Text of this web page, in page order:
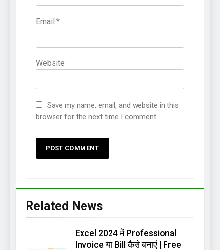
Email *
Website
Save my name, email, and website in this
browser for the next time I comment.
Related News
Excel 2024 में Professional
Invoice या Bill कैसे बनाएं | Free